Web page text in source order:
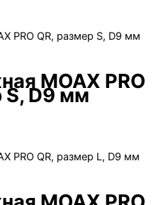
MOAX PRO
S, D9 мм